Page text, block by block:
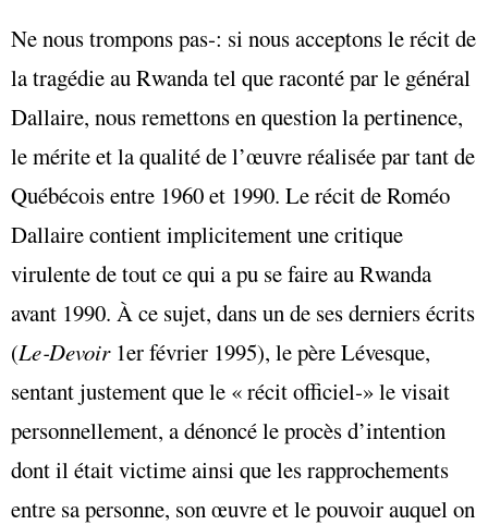
Ne nous trompons pas‑: si nous acceptons le récit de
la tragédie au Rwanda tel que raconté par le général
Dallaire, nous remettons en question la pertinence,
le mérite et la qualité de l’œuvre réalisée par tant de
Québécois entre 1960 et 1990. Le récit de Roméo
Dallaire contient implicitement une critique
virulente de tout ce qui a pu se faire au Rwanda
avant 1990. À ce sujet, dans un de ses derniers écrits
(Le‑Devoir1er février 1995), le père Lévesque,
sentant justement que le « récit officiel‑» le visait
personnellement, a dénoncé le procès d’intention
dont il était victime ainsi que les rapprochements
entre sa personne, son œuvre et le pouvoir auquel on